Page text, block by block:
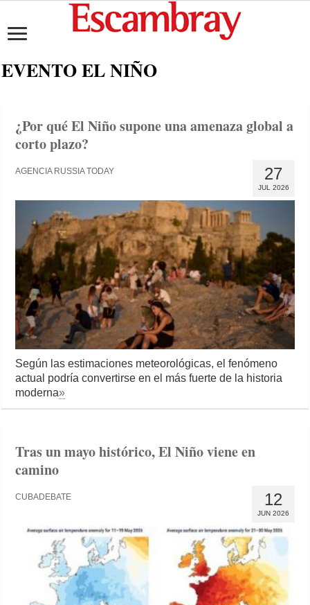
EVENTO EL NIÑO
¿Por qué El Niño supone una amenaza global a
corto plazo?
27
JUL 2026
AGENCIA RUSSIA TODAY
Según las estimaciones meteorológicas, el fenómeno
actual podría convertirse en el más fuerte de la historia
moderna»
Tras un mayo histórico, El Niño viene en
camino
12
JUN 2026
CUBADEBATE